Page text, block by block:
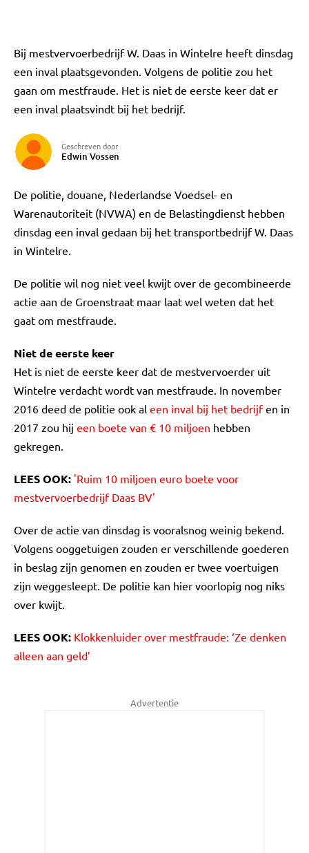
Bij mestvervoerbedrijf W. Daas in Wintelre heeft dinsdag
een inval plaatsgevonden. Volgens de politie zou het
gaan om mestfraude. Het is niet de eerste keer dat er
een inval plaatsvindt bij het bedrijf.
Geschreven door
Edwin Vossen
De politie, douane, Nederlandse Voedsel- en
Warenautoriteit (NVWA) en de Belastingdienst hebben
dinsdag een inval gedaan bij het transportbedrijf W. Daas
in Wintelre.
De politie wil nog niet veel kwijt over de gecombineerde
actie aan de Groenstraat maar laat wel weten dat het
gaat om mestfraude.
Niet de eerste keer
Het is niet de eerste keer dat de mestvervoerder uit
Wintelre verdacht wordt van mestfraude. In november
2016 deed de politie ook al een inval bij het bedrijfen in
2017 zou hij een boete van € 10 miljoen hebben
gekregen.
LEES OOK: 'Ruim 10 miljoen euro boete voor
mestvervoerbedrijf Daas BV'
Over de actie van dinsdag is vooralsnog weinig bekend.
Volgens ooggetuigen zouden er verschillende goederen
in beslag zijn genomen en zouden er twee voertuigen
zijn weggesleept. De politie kan hier voorlopig nog niks
over kwijt.
LEES OOK: Klokkenluider over mestfraude: ‘Ze denken
alleen aan geld’
Advertentie